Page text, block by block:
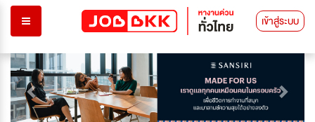
เข้าสู่ระบบ
Previous